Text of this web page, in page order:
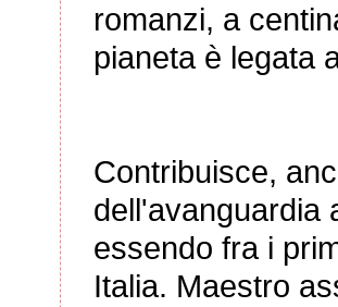
romanzi, a
pianeta è legata
Contribuisce,
dell'avanguardia
essendo fra i
Italia. Maestro